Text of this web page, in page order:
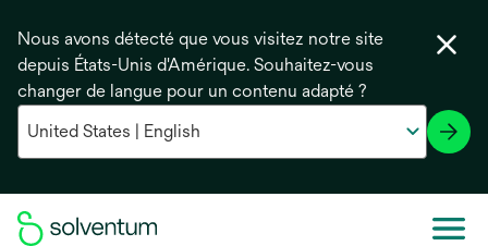
Nous avons détecté que vous visitez notre site
depuis États-Unis d'Amérique. Souhaitez-vous
changer de langue pour un contenu adapté ?